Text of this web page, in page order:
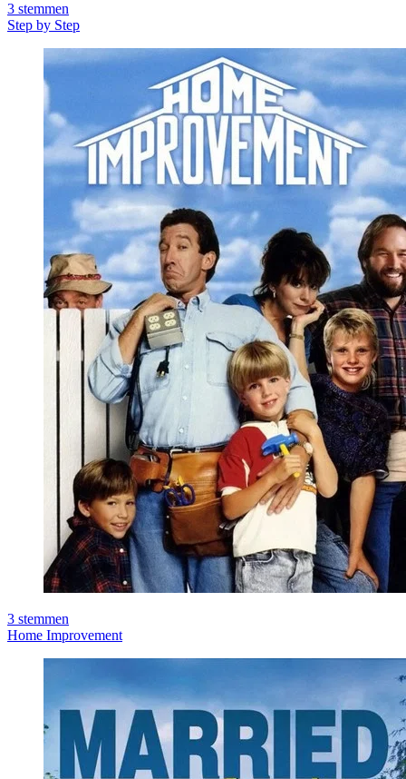
3 stemmen
Step by Step
3 stemmen
Home Improvement